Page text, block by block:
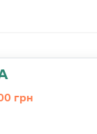
грн